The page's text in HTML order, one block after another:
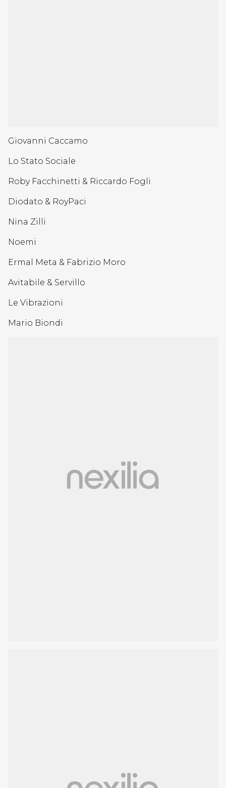
Giovanni Caccamo
Lo Stato Sociale
Roby Facchinetti & Riccardo Fogli
Diodato & RoyPaci
Nina Zilli
Noemi
Ermal Meta & Fabrizio Moro
Avitabile & Servillo
Le Vibrazioni
Mario Biondi